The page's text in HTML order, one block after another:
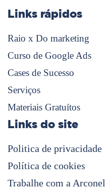
Links rápidos
Raio x Do marketing
Curso de Google Ads
Cases de Sucesso
Serviços
Materiais Gratuítos
Links do site
Politica de privacidade
Política de cookies
Trabalhe com a Arconel